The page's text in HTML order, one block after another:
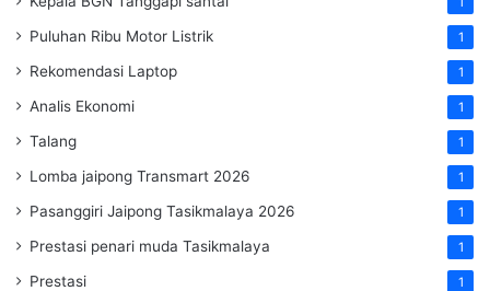
Puluhan Ribu Motor Listrik 1
Rekomendasi Laptop 1
Analis Ekonomi 1
Talang 1
Lomba jaipong Transmart 2026 1
Pasanggiri Jaipong Tasikmalaya 2026 1
Prestasi penari muda Tasikmalaya 1
Prestasi 1